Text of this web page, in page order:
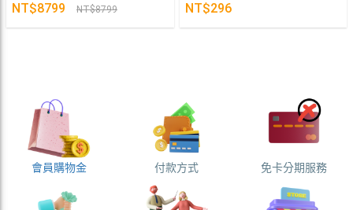
NT$8799 NT$8799 NT$296
會員購物金 付款方式 免卡分期服務